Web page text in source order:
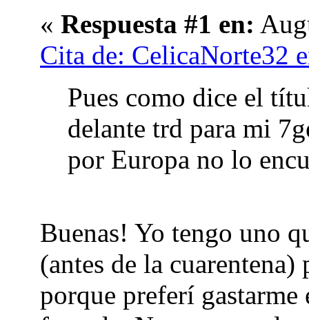
« Respuesta #1 en:
Cita de: CelicaNorte32
Pues como dice el
delante trd para mi
por Europa no lo
Buenas! Yo tengo uno
(antes de la
porque preferí